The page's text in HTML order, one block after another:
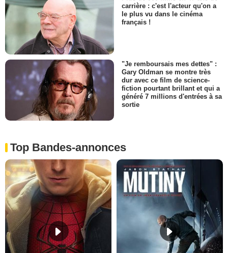
carrière : c'est l'acteur qu'on a
le plus vu dans le cinéma
français !
"Je remboursais mes dettes" :
Gary Oldman se montre très
dur avec ce film de science-
fiction pourtant brillant et qui a
généré 7 millions d'entrées à sa
sortie
Top Bandes-annonces